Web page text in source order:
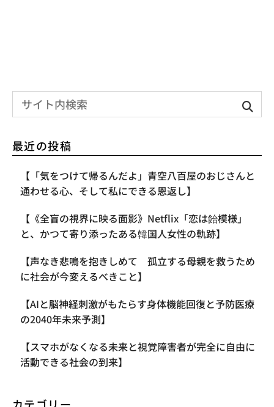
最近の投稿
【「気をつけて帰るんだよ」青空八百屋のおじさんと
通わせる心、そして私にできる恩返し】
【《全盲の視界に映る面影》Netflix「恋は飴模様」
と、かつて寄り添ったある韓国人女性の軌跡】
【声なき悲鳴を抱きしめて 孤立する母親を救うため
に社会が今変えるべきこと】
【AIと脳神経刺激がもたらす身体機能回復と予防医療
の2040年未来予測】
【スマホがなくなる未来と視覚障害者が完全に自由に
活動できる社会の到来】